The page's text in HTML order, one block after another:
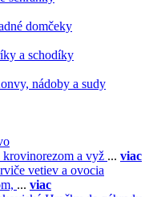
domčeky
a schodíky
nádoby a sudy
a vyž ... viac
vetiev a ovocia
... viac